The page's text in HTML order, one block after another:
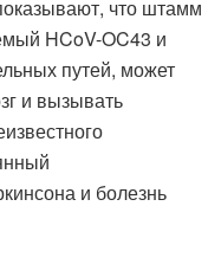
что штамм
HCoV-OC43 и
путей, может
и вызывать
и болезнь